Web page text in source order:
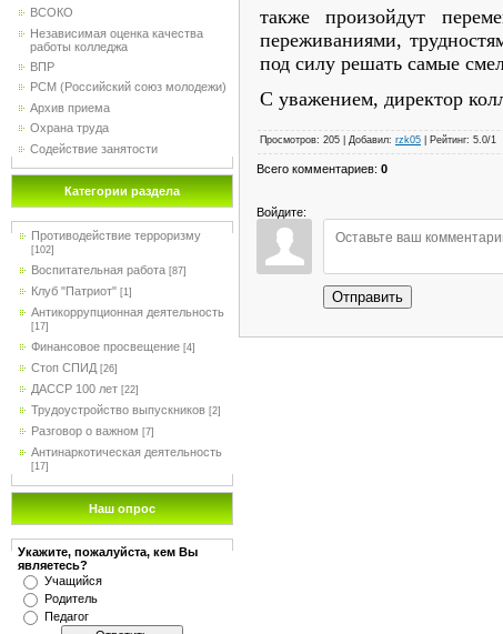
ВСОКО
Независимая оценка качества
работы колледжа
ВПР
РСМ (Российский союз молодежи)
Архив приема
Охрана труда
Содействие занятости
Категории раздела
Противодействие терроризму
[102]
Воспитательная работа [87]
Клуб "Патриот" [1]
Антикоррупционная деятельность
[17]
Финансовое просвещение [4]
Стоп СПИД [26]
ДАССР 100 лет [22]
Трудоустройство выпускников [2]
Разговор о важном [7]
Антинаркотическая деятельность
[17]
Наш опрос
Укажите, пожалуйста, кем Вы
являетесь?
Учащийся
Родитель
Педагог
также произойдут
переживаниями,
под силу решать самые
С уважением, директор
Просмотров: 205 Добавил: rzk05 Рейтинг: 5.0/1
Всего комментариев: 0
Войдите:
Отправить